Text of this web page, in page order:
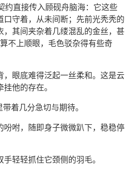
约直接传入顾砚舟脑海：它这些
守着，从未间断；先前光秃秃的
其间夹杂着几缕混乱的金丝，甚
不上顺眼，毛色驳杂得有些奇
眼底难得泛起一丝柔和。这是云
他的存在。
着几分急切与期待。
咐，随即身子微微趴下，稳稳停
轻轻抓住它颈侧的羽毛。